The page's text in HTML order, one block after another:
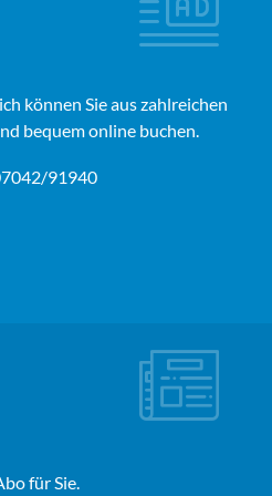
können Sie aus zahlreichen
bequem online buchen.
91940
für Sie.